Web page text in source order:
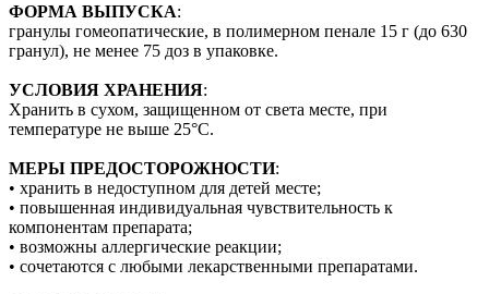
ФОРМА ВЫПУСКА:
гранулы гомеопатические, в полимерном пенале 15 г (до 630
гранул), не менее 75 доз в упаковке.
УСЛОВИЯ ХРАНЕНИЯ:
Хранить в сухом, защищенном от света месте, при
температуре не выше 25°С.
МЕРЫ ПРЕДОСТОРОЖНОСТИ:
• хранить в недоступном для детей месте;
• повышенная индивидуальная чувствительность к
компонентам препарата;
• возможны аллергические реакции;
• сочетаются с любыми лекарственными препаратами.